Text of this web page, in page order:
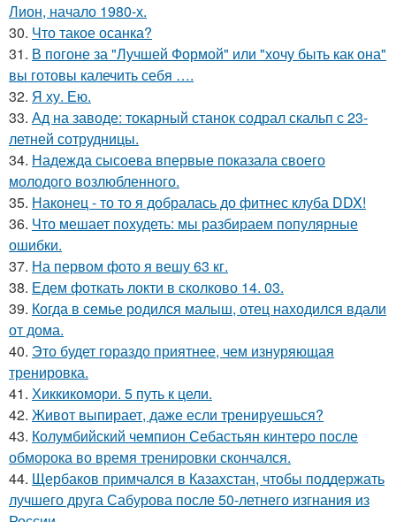
Лион, начало 1980-х.
30. Что такое осанка?
31. В погоне за "Лучшей Формой" или "хочу быть как она"
вы готовы калечить себя ….
32. Я ху. Ею.
33. Ад на заводе: токарный станок содрал скальп с 23-
летней сотрудницы.
34. Надежда сысоева впервые показала своего
молодого возлюбленного.
35. Наконец - то то я добралась до фитнес клуба DDX!
36. Что мешает похудеть: мы разбираем популярные
ошибки.
37. На первом фото я вешу 63 кг.
38. Едем фоткать локти в сколково 14. 03.
39. Когда в семье родился малыш, отец находился вдали
от дома.
40. Это будет гораздо приятнее, чем изнуряющая
тренировка.
41. Хиккикомори. 5 путь к цели.
42. Живот выпирает, даже если тренируешься?
43. Колумбийский чемпион Себастьян кинтеро после
обморока во время тренировки скончался.
44. Щербаков примчался в Казахстан, чтобы поддержать
лучшего друга Сабурова после 50-летнего изгнания из